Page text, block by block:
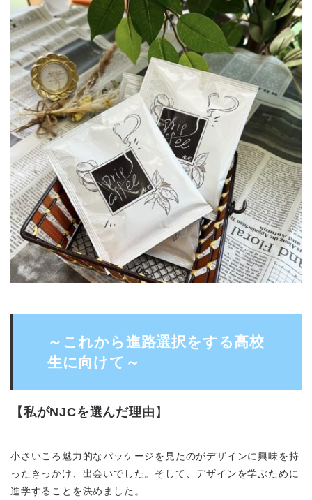
～これから進路選択をする高校
生に向けて～
【私がNJCを選んだ理由 】
小さいころ魅力的なパッケージを見たのがデザインに興味を持
ったきっかけ、出会いでした。そして、デザインを学ぶために
進学することを決めました。